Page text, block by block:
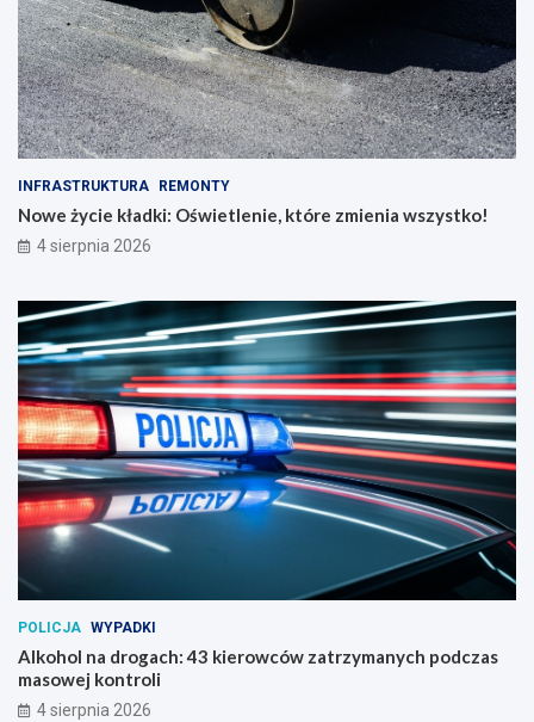
INFRASTRUKTURA REMONTY
Nowe życie kładki: Oświetlenie, które zmienia wszystko!
4 sierpnia 2026
POLICJA WYPADKI
Alkohol na drogach: 43 kierowców zatrzymanych podczas
masowej kontroli
4 sierpnia 2026